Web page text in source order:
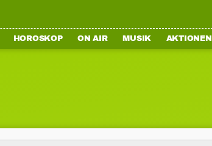
HOROSKOP ON AIR MUSIK AKTIONEN